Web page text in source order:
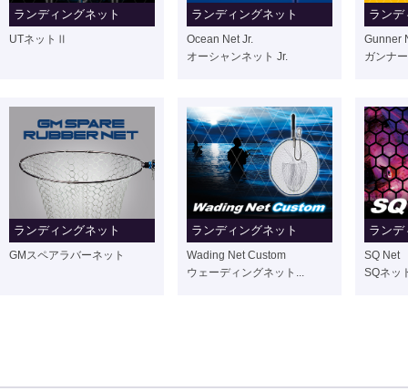
ランディングネット
UTネットⅡ
ランディングネット
Ocean Net Jr.
オーシャンネット Jr.
ランデ
Gunner
ガンナ
ランディングネット
GMスペアラバーネット
ランディングネット
Wading Net Custom
ウェーディングネット...
ランデ
SQ Net
SQネッ